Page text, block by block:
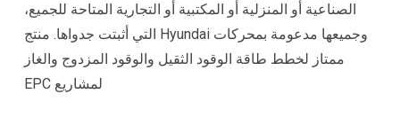
الصناعية أو المنزلية أو المكتبية أو التجارية المتاحة للجميع،
وجميعها مدعومة بمحركات Hyundai التي أثبتت جدواها. منتج
ممتاز لخطط طاقة الوقود الثقيل والوقود المزدوج والغاز
لمشاريع EPC